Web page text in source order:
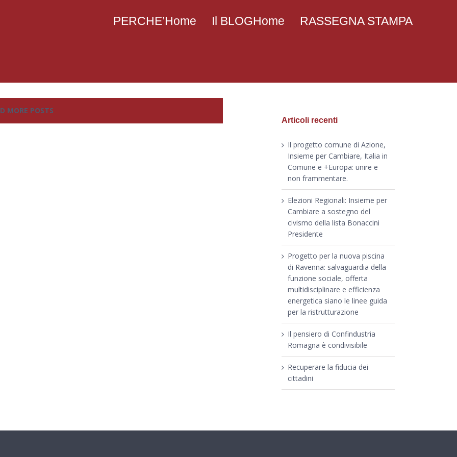
PERCHE’Home Il BLOGHome RASSEGNA STAMPA
MORE POSTS
Articoli recenti
Il progetto comune di Azione,
Insieme per Cambiare, Italia in
Comune e +Europa: unire e
non frammentare.
Elezioni Regionali: Insieme per
Cambiare a sostegno del
civismo della lista Bonaccini
Presidente
Progetto per la nuova piscina
di Ravenna: salvaguardia della
funzione sociale, offerta
multidisciplinare e efficienza
energetica siano le linee guida
per la ristrutturazione
Il pensiero di Confindustria
Romagna è condivisibile
Recuperare la fiducia dei
cittadini